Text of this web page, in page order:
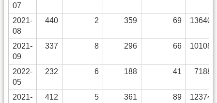
07
2021-
08
440 2 359 69 13640
2021-
09
337 8 296 66 10108
2022-
05
232 6 188 41 7188
2021-
412 5 361 89 12374